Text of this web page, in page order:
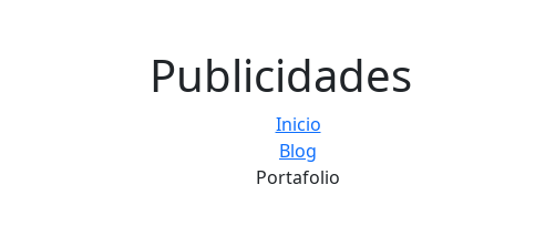
Publicidades
Inicio
Blog
Portafolio